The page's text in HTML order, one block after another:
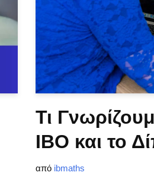
Τι
IBO και το
από ibmaths